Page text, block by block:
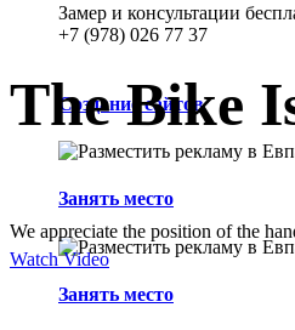
Замер и консультации
+7 (978) 026 77 37
Создание сайтов
Занять место
Занять место
The Bike
We appreciate the position of the
Watch Video